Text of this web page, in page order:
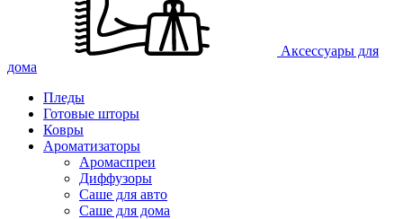
Аксессуары для
дома
Пледы
Готовые шторы
Ковры
Ароматизаторы
Аромаспреи
Диффузоры
Саше для авто
Саше для дома